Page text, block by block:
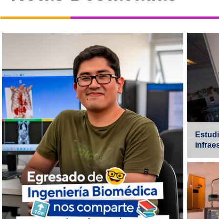
Conoce a Esteban Aviles, egresado
de Ingeniería Biomédica, quien nos
cuenta un poco sobre su
experiencia como ex alumno
destacado de la carrera y los
proyectos a futuro que tiene
pensado realizar.